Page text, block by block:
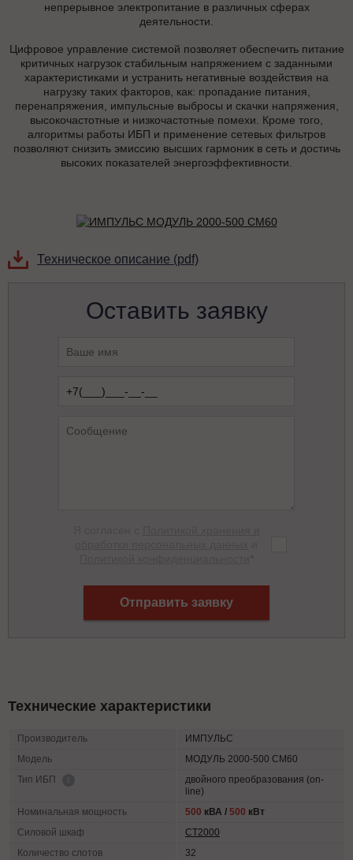
непрерывное электропитание в различных сферах
деятельности.
Цифровое управление системой позволяет обеспечить питание
критичных нагрузок стабильным напряжением с заданными
характеристиками и устранить негативные воздействия на
нагрузку таких факторов, как: пропадание питания,
перенапряжения, импульсные выбросы и скачки напряжения,
высокочастотные и низкочастотные помехи. Кроме того,
алгоритмы работы ИБП и применение сетевых фильтров
позволяют снизить эмиссию высших гармоник в сеть и достичь
высоких показателей энергоэффективности.
Техническое описание (pdf)
Оставить заявку
Отправить заявку
Технические характеристики
Производитель
ИМПУЛЬС
Модель
МОДУЛЬ 2000-500 СМ60
Тип ИБП
двойного преобразования (on-
line)
Номинальная мощность
500 кВА / 500 кВт
Силовой шкаф
СТ2000
Количество слотов
32